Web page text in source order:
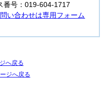
号：019-604-1717
い合わせは専用フォーム
へ戻る
ジへ戻る